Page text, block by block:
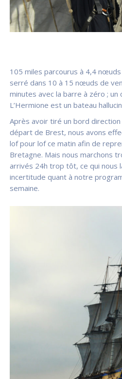
105 miles parcourus à 4,4
serré dans 10 à 15 nœuds de
minutes avec la barre à zéro ;
L’Hermione est un bateau
Après avoir tiré un bord
départ de Brest, nous avons
lof pour lof ce matin afin de
Bretagne. Mais nous marchons
arrivés 24h trop tôt, ce qui nous
incertitude quant à notre
semaine.